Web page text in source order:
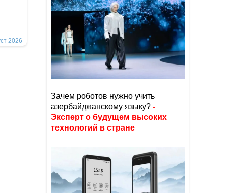
2026
Зачем роботов нужно учить
азербайджанскому языку? -
Эксперт о будущем высоких
технологий в стране